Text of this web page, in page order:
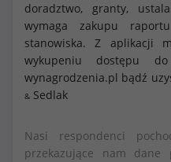
doradztwo, granty,
wymaga zakupu
stanowiska. Z aplikacji
wykupeniu dostępu
wynagrodzenia.pl bądź
& Sedlak
Nasi respondenci
przekazujące nam dane